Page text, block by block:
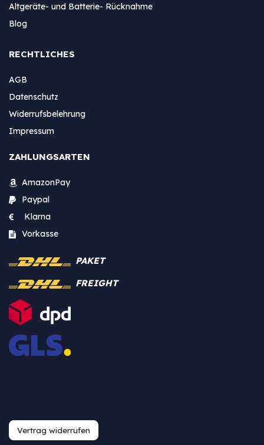
Altgeräte- und Batterie- Rücknahme
Blog
RECHTLICHES
AGB
Datenschutz
Widerrufsbelehrung
Impressum
ZAHLUNGSARTEN
AmazonPay
Paypal
Klarna
Vorkasse
PAKET
FREIGHT
Vertrag widerrufen